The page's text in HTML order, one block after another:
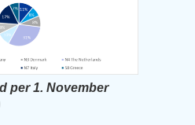
per 1. November